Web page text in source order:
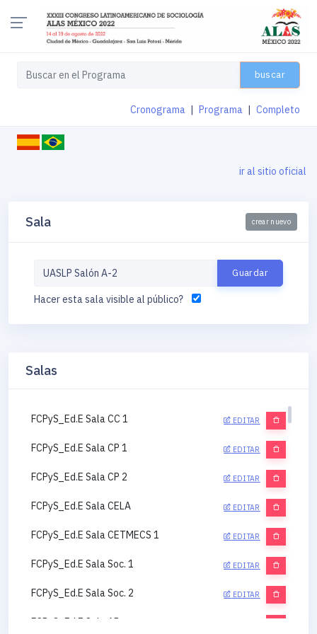
buscar
Cronograma Programa Completo
ir al sitio oficial
Sala crear nuevo
Hacer esta sala visible al público?
Salas
FCPyS_Ed.E Sala CC 1 EDITAR
FCPyS_Ed.E Sala CP 1 EDITAR
FCPyS_Ed.E Sala CP 2 EDITAR
FCPyS_Ed.E Sala CELA EDITAR
FCPyS_Ed.E Sala CETMECS 1 EDITAR
FCPyS_Ed.E Sala Soc. 1 EDITAR
FCPyS_Ed.E Sala Soc. 2 EDITAR
FCPyS_Ed.E Sala AP